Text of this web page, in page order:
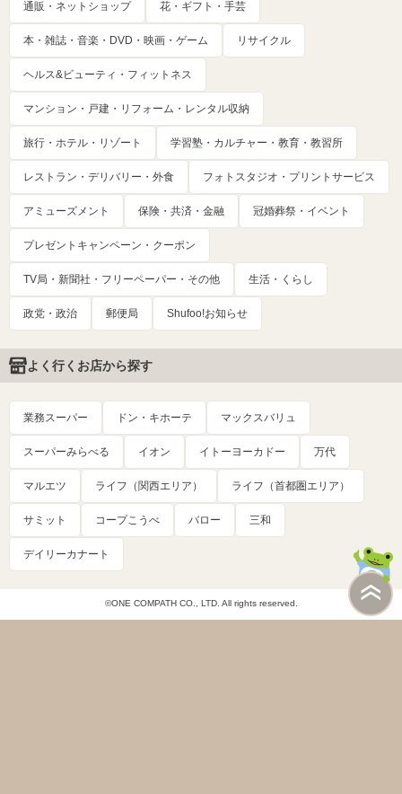
通販・ネットショップ 花・ギフト・手芸
本・雑誌・音楽・DVD・映画・ゲーム リサイクル
ヘルス&ビューティ・フィットネス
マンション・戸建・リフォーム・レンタル収納
旅行・ホテル・リゾート 学習塾・カルチャー・教育・教習所
レストラン・デリバリー・外食 フォトスタジオ・プリントサービス
アミューズメント 保険・共済・金融 冠婚葬祭・イベント
プレゼントキャンペーン・クーポン
TV局・新聞社・フリーペーパー・その他 生活・くらし
政党・政治 郵便局 Shufoo!お知らせ
よく行くお店から探す
業務スーパー ドン・キホーテ マックスバリュ
スーパーみらべる イオン イトーヨーカドー 万代
マルエツ ライフ（関西エリア） ライフ（首都圏エリア）
サミット コープこうべ バロー 三和
デイリーカナート
©ONE COMPATH CO., LTD. All rights reserved.